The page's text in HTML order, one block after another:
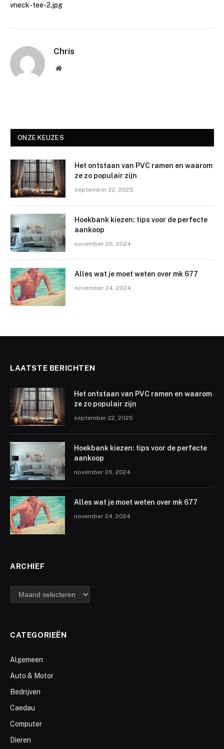
vneck-tee-2.jpg
Chris
Website
ONZE KEUZES
Het ontstaan van PVC ramen en waarom
ze zo populair zijn
september 22, 2025
Hoekbank kiezen: tips voor de perfecte
aankoop
november 26, 2024
Alles wat je moet weten over mk 677
november 24, 2024
LAATSTE BERICHTEN
Het ontstaan van PVC ramen en waarom
ze zo populair zijn
september 22, 2025
Hoekbank kiezen: tips voor de perfecte
aankoop
november 26, 2024
Alles wat je moet weten over mk 677
november 24, 2024
ARCHIEF
archief
CATEGORIEËN
Algemeen
Auto & Motor
Bedrijven
Caedau
Computer
Dieren